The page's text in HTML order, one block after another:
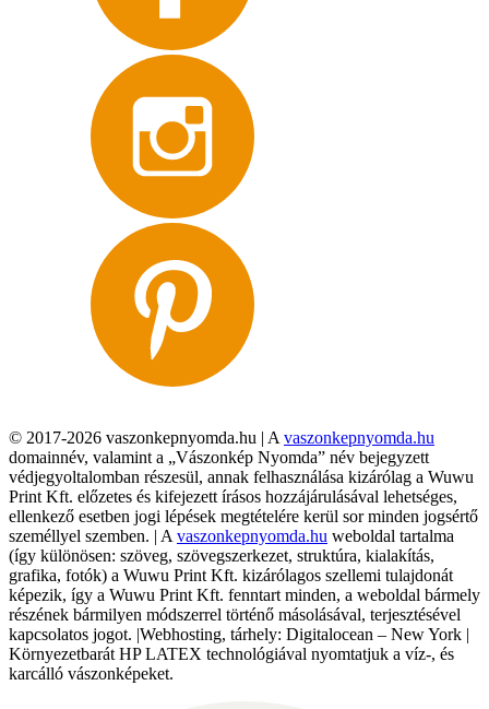
© 2017-2026 vaszonkepnyomda.hu | A vaszonkepnyomda.hu
domainnév, valamint a „Vászonkép Nyomda” név bejegyzett
védjegyoltalomban részesül, annak felhasználása kizárólag a Wuwu
Print Kft. előzetes és kifejezett írásos hozzájárulásával lehetséges,
ellenkező esetben jogi lépések megtételére kerül sor minden jogsértő
személlyel szemben. | A vaszonkepnyomda.hu weboldal tartalma
(így különösen: szöveg, szövegszerkezet, struktúra, kialakítás,
grafika, fotók) a Wuwu Print Kft. kizárólagos szellemi tulajdonát
képezik, így a Wuwu Print Kft. fenntart minden, a weboldal bármely
részének bármilyen módszerrel történő másolásával, terjesztésével
kapcsolatos jogot. |Webhosting, tárhely: Digitalocean – New York |
Környezetbarát HP LATEX technológiával nyomtatjuk a víz-, és
karcálló vászonképeket.